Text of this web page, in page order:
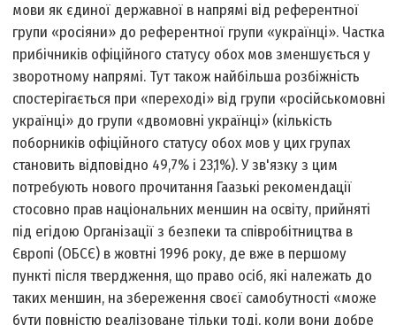
мови як єдиної державної в напрямі від референтної
групи «росіяни» до референтної групи «українці». Частка
прибічників офіційного статусу обох мов зменшується у
зворотному напрямі. Тут також найбільша розбіжність
спостерігається при «переході» від групи «російськомовні
українці» до групи «двомовні українці» (кількість
поборників офіційного статусу обох мов у цих групах
становить відповідно 49,7% і 23,1%). У зв'язку з цим
потребують нового прочитання Гаазькі рекомендації
стосовно прав національних меншин на освіту, прийняті
під егідою Організації з безпеки та співробітництва в
Європі (ОБСЄ) в жовтні 1996 року, де вже в першому
пункті після твердження, що право осіб, які належать до
таких меншин, на збереження своєї самобутності «може
бути повністю реалізоване тільки тоді, коли вони добре